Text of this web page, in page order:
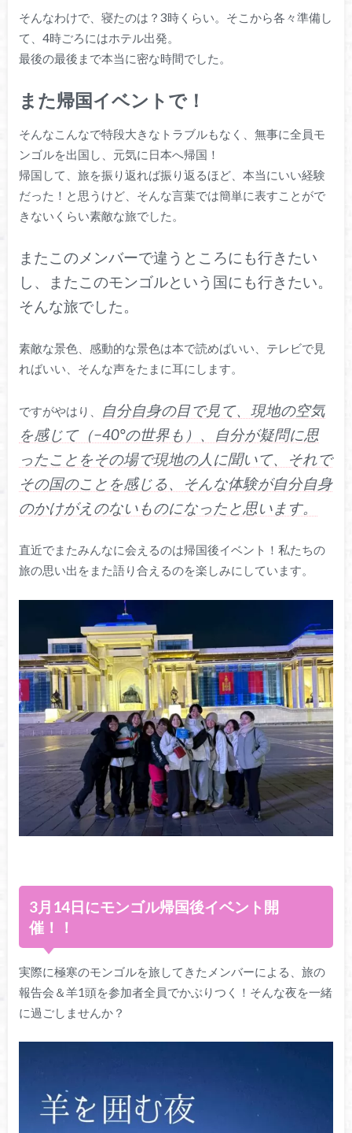
そんなわけで、寝たのは？3時くらい。そこから各々準備し
て、4時ごろにはホテル出発。
最後の最後まで本当に密な時間でした。
また帰国イベントで！
そんなこんなで特段大きなトラブルもなく、無事に全員モ
ンゴルを出国し、元気に日本へ帰国！
帰国して、旅を振り返れば振り返るほど、本当にいい経験
だった！と思うけど、そんな言葉では簡単に表すことがで
きないくらい素敵な旅でした。
またこのメンバーで違うところにも行きたい
し、またこのモンゴルという国にも行きたい。
そんな旅でした。
素敵な景色、感動的な景色は本で読めばいい、テレビで見
ればいい、そんな声をたまに耳にします。
ですがやはり、
自分自身の目で見て、現地の空気
を感じて（−40°の世界も）、自分が疑問に思
ったことをその場で現地の人に聞いて、それで
その国のことを感じる、そんな体験が自分自身
のかけがえのないものになったと思います。
直近でまたみんなに会えるのは帰国後イベント！私たちの
旅の思い出をまた語り合えるのを楽しみにしています。
3月14日にモンゴル帰国後イベント開
催！！
実際に極寒のモンゴルを旅してきたメンバーによる、旅の
報告会＆羊1頭を参加者全員でかぶりつく！そんな夜を一緒
に過ごしませんか？